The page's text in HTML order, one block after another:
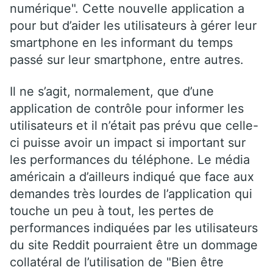
numérique". Cette nouvelle application a
pour but d’aider les utilisateurs à gérer leur
smartphone en les informant du temps
passé sur leur smartphone, entre autres.
Il ne s’agit, normalement, que d’une
application de contrôle pour informer les
utilisateurs et il n’était pas prévu que celle-
ci puisse avoir un impact si important sur
les performances du téléphone. Le média
américain a d’ailleurs indiqué que face aux
demandes très lourdes de l’application qui
touche un peu à tout, les pertes de
performances indiquées par les utilisateurs
du site Reddit pourraient être un dommage
collatéral de l’utilisation de "Bien être